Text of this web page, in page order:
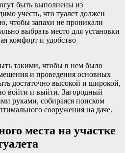
быть выполнены из
учесть, что туалет должен
чтобы запахи не проникали
выбрать место для установки
комфорт и удобство
такими, чтобы в нем было
и проведения основных
достаточно высокой и широкой,
войти и выйти. Загородный
руками, собираяся поиском
сооружения на даче.
места на участке